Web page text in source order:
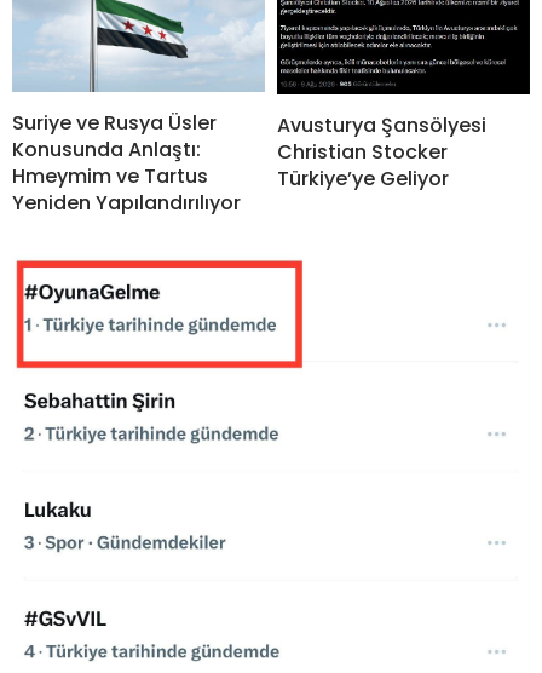
Suriye ve Rusya Üsler
Konusunda Anlaştı:
Hmeymim ve Tartus
Yeniden Yapılandırılıyor
Avusturya Şansölyesi
Christian Stocker
Türkiye’ye Geliyor